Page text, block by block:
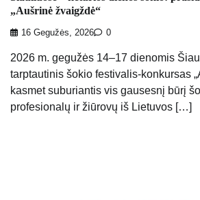
„Aušrinė žvaigždė“
16 Gegužės, 2026 0
2026 m. gegužės 14–17 dienomis
tarptautinis šokio festivalis-konkursas
kasmet suburiantis vis gausesnį būrį
profesionalų ir žiūrovų iš Lietuvos […]